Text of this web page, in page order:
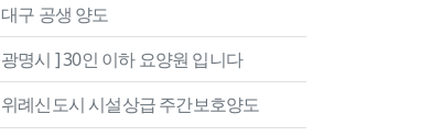
대구 공생 양도
광명시 ] 30인 이하 요양원 입니다
위례신도시 시설상급 주간보호양도